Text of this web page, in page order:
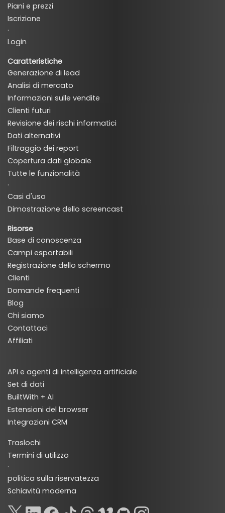
Piani e prezzi
Iscrizione
·
Login
Caratteristiche
Generazione di lead
Analisi di mercato
Informazioni sulle vendite
Clienti futuri
Revisione dei rischi informatici
Dati alternativi
Filtraggio dei report
Copertura dati globale
Tutte le funzionalità
·
Casi d'uso
Dimostrazione dello screencast
Risorse
Base di conoscenza
Campi esportabili
Registrazione dello schermo
Clienti
Domande frequenti
Blog
Chi siamo
Contattaci
Affiliati
API e agenti di intelligenza artificiale
Set di dati
BuiltWith + AI
Estensioni del browser
Integrazioni CRM
Traslochi
Termini di utilizzo
·
politica sulla riservatezza
Schiavitù moderna